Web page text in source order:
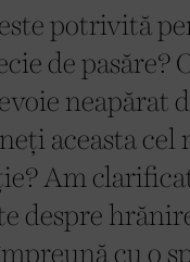
potrivită
de pasăre?
neapărat
aceasta cel
Am
despre
cu o